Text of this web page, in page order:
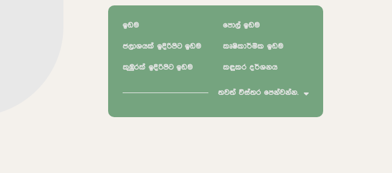
ඉඩම පොල් ඉඩම
ජලාශයක් ඉදිරිපිට ඉඩම කෘෂිකාර්මික ඉඩම
කුඹුරක් ඉදිරිපිට ඉඩම කඳුකර දර්ශනය
තවත් විස්තර පෙන්වන්න.